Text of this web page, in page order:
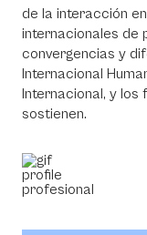
de la interacción
internacionales de
convergencias y
Internacional
Internacional, y los
sostienen.